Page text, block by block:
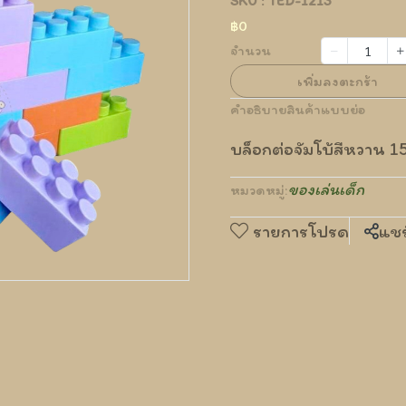
฿0
จำนวน
เพิ่มลงตะกร้า
คำอธิบายสินค้าแบบย่อ
บล็อกต่อจัมโบ้สีหวาน
หมวดหมู่:ของเล่นเด็ก
รายการโปรด แช